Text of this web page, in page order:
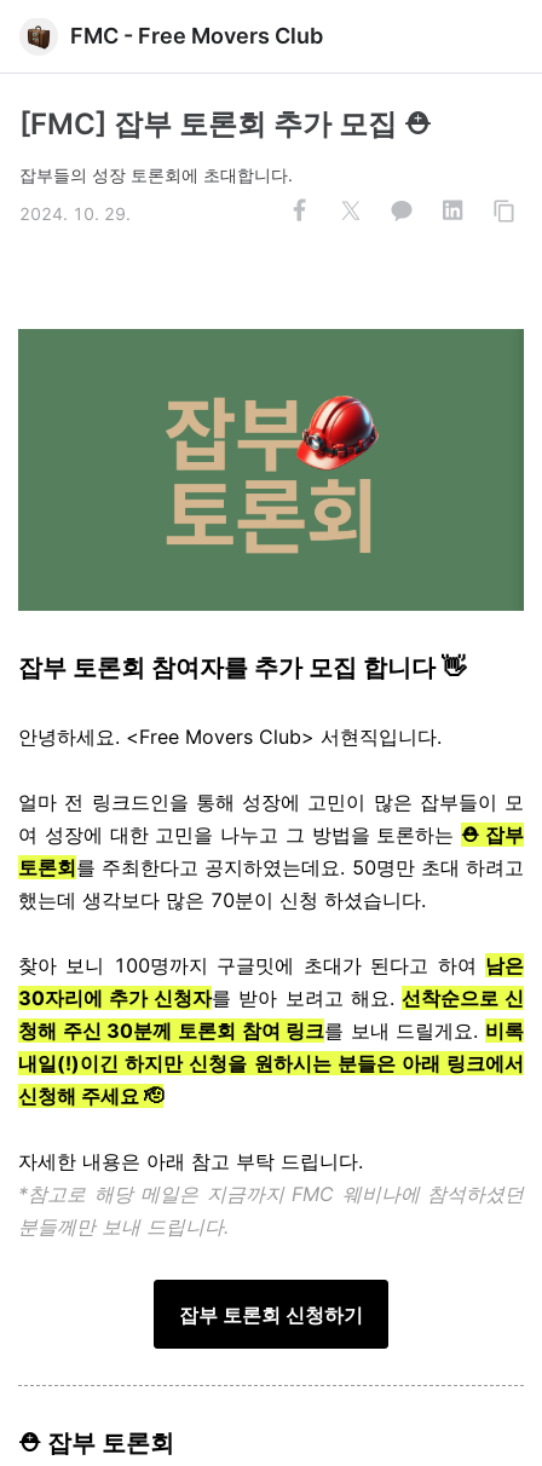
FMC - Free Movers Club
[FMC] 잡부 토론회 추가 모집 ⛑️
잡부들의 성장 토론회에 초대합니다.
2024. 10. 29.
잡부 토론회 참여자를 추가 모집 합니다 👋
안녕하세요. <Free Movers Club> 서현직입니다.
얼마 전 링크드인을 통해 성장에 고민이 많은 잡부들이 모
여 성장에 대한 고민을 나누고 그 방법을 토론하는⛑️ 잡부
토론회를 주최한다고 공지하였는데요. 50명만 초대 하려고
했는데 생각보다 많은 70분이 신청 하셨습니다.
찾아 보니 100명까지 구글밋에 초대가 된다고 하여 남은
30자리에 추가 신청자를 받아 보려고 해요. 선착순으로 신
청해 주신 30분께 토론회 참여 링크를 보내 드릴게요. 비록
내일(!)이긴 하지만 신청을 원하시는 분들은 아래 링크에서
신청해 주세요 🫡
자세한 내용은 아래 참고 부탁 드립니다.
*참고로 해당 메일은 지금까지 FMC 웨비나에 참석하셨던
분들께만 보내 드립니다.
잡부 토론회 신청하기
⛑️ 잡부 토론회